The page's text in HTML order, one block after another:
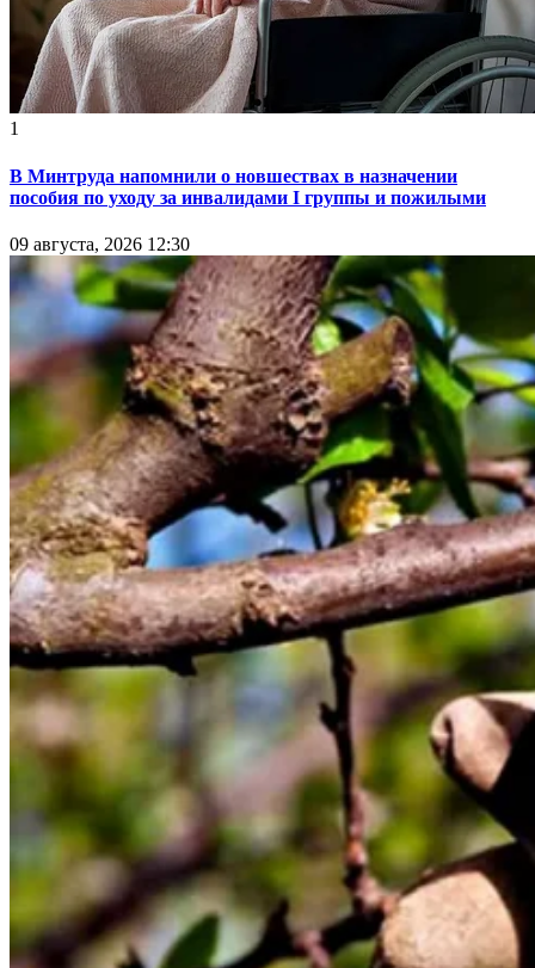
1
В Минтруда напомнили о новшествах в назначении
пособия по уходу за инвалидами I группы и пожилыми
09 августа, 2026 12:30